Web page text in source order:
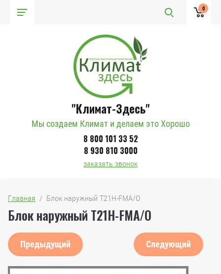
0
"Климат-Здесь"
Мы создаем Климат и делаем это Хорошо
8 800 101 33 52
8 930 810 3000
заказать звонок
Главная
  /  Блок наружный T21H-FMA/O
Блок наружный T21H-FMA/O
Предыдущий Следующий